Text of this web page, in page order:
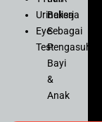
Urinalisa
Eye
Test
Bekerja
Sebagai
Pengasuh
Bayi
&
Anak